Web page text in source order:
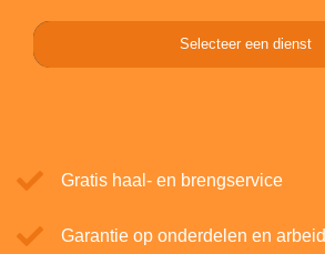
Selecteer een dienst
Gratis haal- en brengservice
Garantie op onderdelen en arbeid